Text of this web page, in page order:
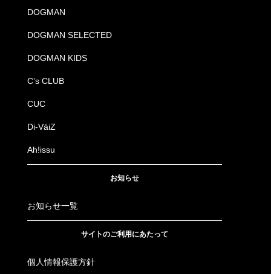
DOGMAN
DOGMAN SELECTED
DOGMAN KIDS
C’s CLUB
CUC
Di-VáiZ
Ah!issu
お知らせ
お知らせ一覧
サイトのご利用にあたって
個人情報保護方針